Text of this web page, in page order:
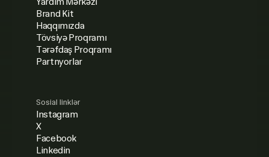
Brand Kit
Haqqımızda
Tövsiyə Proqramı
Tərəfdaş Proqramı
Partnyorlar
Sosial linklər
Instagram
X
Facebook
Linkedin